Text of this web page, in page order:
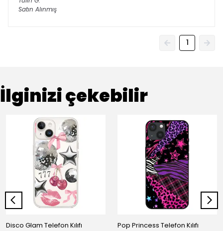
Satın Alınmış
1
İlginizi çekebilir
Disco Glam Telefon Kılıfı Pop Princess Telefon Kılıfı